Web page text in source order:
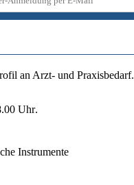
an Arzt- und Praxisbedarf.
Uhr.
Instrumente